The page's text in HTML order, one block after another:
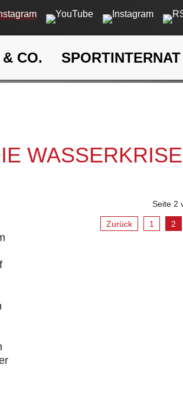
CO. SPORTINTERNAT
WASSERKRISE
Seite 2
Zurück 1 2